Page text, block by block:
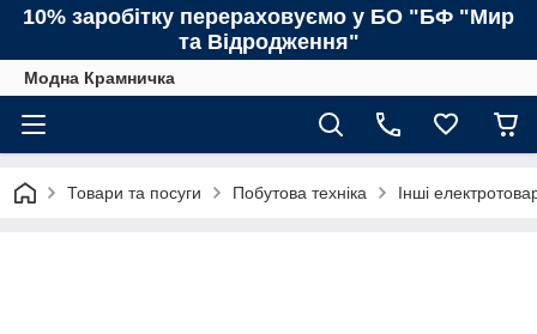
10% заробітку перераховуємо у БО "БФ "Мир
та Відродження"
Модна Крамничка
Товари та посуги Побутова техніка Інші